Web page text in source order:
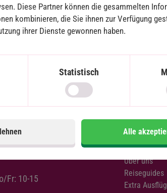
Diese Partner können die gesammelten
kombinieren, die Sie ihnen zur Verfügung
ihrer Dienste gewonnen haben.
Statistisch
Alle
Fr: 10-15
Cookies
Sitemap
Über uns
Reiseguides
Extra